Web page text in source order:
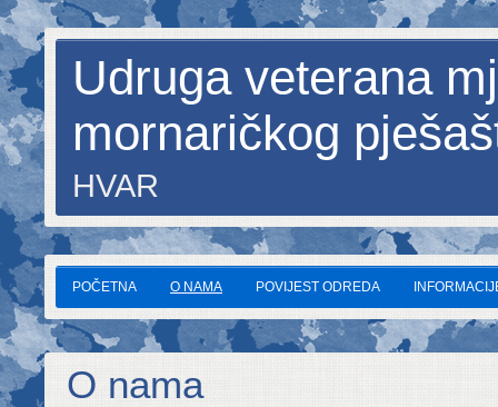
Udruga veterana
mornaričkog
HVAR
POČETNA O NAMA POVIJEST ODREDA
O nama